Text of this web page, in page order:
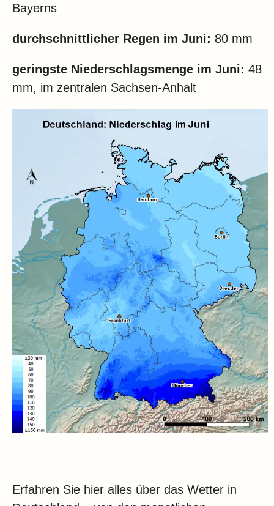
Bayerns
durchschnittlicher Regen im Juni: 80 mm
geringste Niederschlagsmenge im Juni: 48
mm, im zentralen Sachsen-Anhalt
Erfahren Sie hier alles über das Wetter in